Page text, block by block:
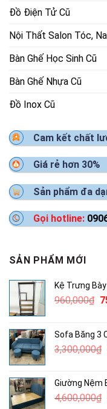
Đồ Điện Tử Cũ
Nội Thất Salon Tóc,
Bàn Ghế Học Sinh Cũ
Bàn Ghế Nhựa Cũ
Đồ Inox Cũ
Cam kết chất
Giá rẻ hơn 30%
Sản phẩm đa
Gọi hotline:
SẢN PHẨM MỚI
Kệ Trưng
960,000₫
Sofa Băng 3
3,300,000₫
Giường Nệm
4,600,000₫